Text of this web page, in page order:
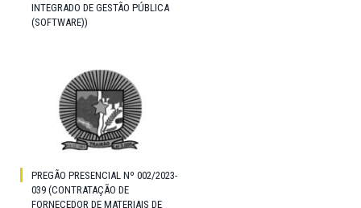
INTEGRADO DE GESTÃO PÚBLICA
(SOFTWARE))
PREGÃO PRESENCIAL Nº 002/2023-
039 (CONTRATAÇÃO DE
FORNECEDOR DE MATERIAIS DE